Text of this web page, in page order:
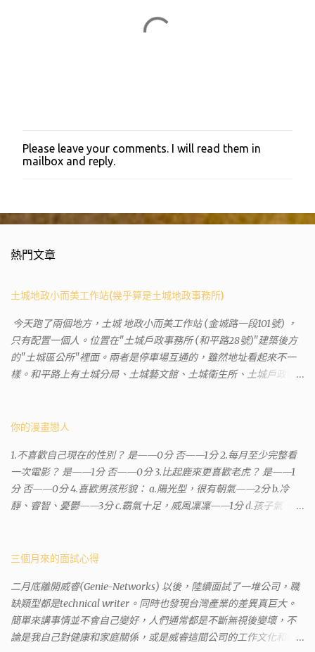
張
Please leave your comments. I will read them in
mailbox and reply.
熱門文章
土城地政小而美工作站(幾乎算是土城地政事務所)
今天跑了兩個地方，土城 地政小而美工作站 (金城路一段101號) ，
只有配置一個人。位置在"土城戶政事務所 (和平路28號)"建築後方
的"土城區公所"裡面。兩者是停車場互通的，雖然地址看起來不一
樣。和平路上有土城分局、土城藝文館、土城衛生所、土城戶政事
沒有正式的地政事務所，只有地政小而美工作站 ，也已經能處理大
到以後還真嚇了一跳，這一看就有問題。要是我拿著那不被承認、
有問題的幽靈合約恐怕還調不到資源。但我不知道審判時法官會不
會去調閱這些資料。因為沒把握每個法官或檢察官都公正細心，在
案牘勞形中，會願意為了這種小人物受害案件去挖出更大的黑幕。
市板橋地政事務所 )去取得。不過實際到了現場發現還是需要法院的
件的租客。 在這過程中我覺得很像行走於沙漠的求生者，在一個小
綠洲受到指引要繼續往某個方向才能脫離沙漠。當我不幸受到詐騙
的時候，會覺得這社會真的很黑暗，到處都是敗類橫行卻沒有人願
意伸出援手。行政人員對於社會上充滿詐騙被害者也是義憤填膺，
你的漫畫戀人
1.不喜歡自己現在的性別？ 是——0分 否——1分 2.每月至少完整看
一次電影？ 是——1分 否——0分 3.比起鹿來更喜歡老虎？ 是——1
分 否——0分 4.喜歡男孩形貌： a.陽光型，很有朝氣——2分 b.冷
靜、睿智、憂鬱——3分 c.霸氣十足，威風凜凜——1分 d.孩子氣，十
——1分 6.希望戀人的姓氏： a.大眾化——1分 b.罕見，古色古香的複
活動喜歡參加： a.整場籃球比賽——1分 b.打一下午檯球——3分 c.正
式的舞會——4分 d.猜謎或搶答——2分 8.橡皮與立可白，更常用：
橡皮——1分 立可白——0分 9.喜歡下列哪一種顏色搭配： a.紅加黑
——1分 b.金加銀——2分 c.粉加白——4分 d.粉加灰——3分 10.有多
三個月來的面試心得
二月底離開威睿(Genie-Networks) 以後，陸續面試了一堆公司，職
缺類型都是technical writer。同時也發現台灣產業的差異真巨大。
簡單來講事情並不會自己變好，人們通常都是不斷無視後變壞，不
論是我自己對健康和家庭關係，或是威睿這間公司的工作文化和環